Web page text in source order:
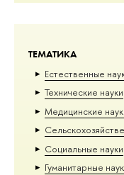
ТЕМАТИКА
Естественные
Тех­ничес­кие науки
Медицинские
Социальные науки
Гуманитарные